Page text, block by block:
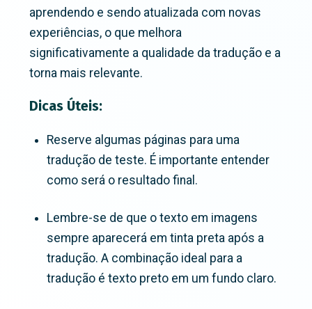
aprendendo e sendo atualizada com novas
experiências, o que melhora
significativamente a qualidade da tradução e a
torna mais relevante.
Dicas Úteis:
Reserve algumas páginas para uma
tradução de teste. É importante entender
como será o resultado final.
Lembre-se de que o texto em imagens
sempre aparecerá em tinta preta após a
tradução. A combinação ideal para a
tradução é texto preto em um fundo claro.